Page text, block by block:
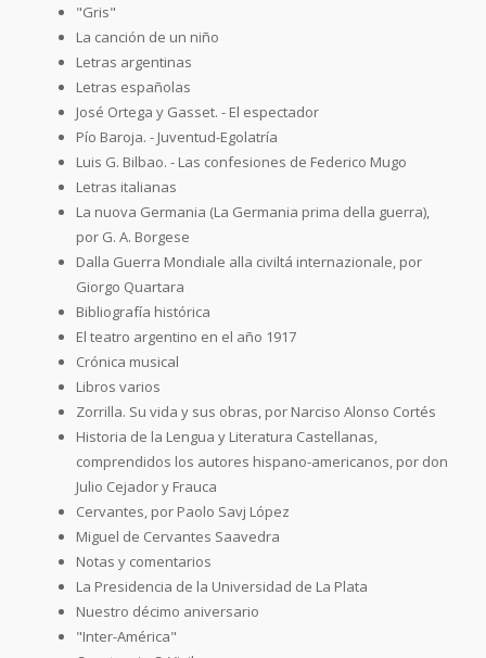
"Gris"
La canción de un niño
Letras argentinas
Letras españolas
José Ortega y Gasset. - El espectador
Pío Baroja. - Juventud-Egolatría
Luis G. Bilbao. - Las confesiones de Federico Mugo
Letras italianas
La nuova Germania (La Germania prima della guerra),
por G. A. Borgese
Dalla Guerra Mondiale alla civiltá internazionale, por
Giorgo Quartara
Bibliografía histórica
El teatro argentino en el año 1917
Crónica musical
Libros varios
Zorrilla. Su vida y sus obras, por Narciso Alonso Cortés
Historia de la Lengua y Literatura Castellanas,
comprendidos los autores hispano-americanos, por don
Julio Cejador y Frauca
Cervantes, por Paolo Savj López
Miguel de Cervantes Saavedra
Notas y comentarios
La Presidencia de la Universidad de La Plata
Nuestro décimo aniversario
"Inter-América"